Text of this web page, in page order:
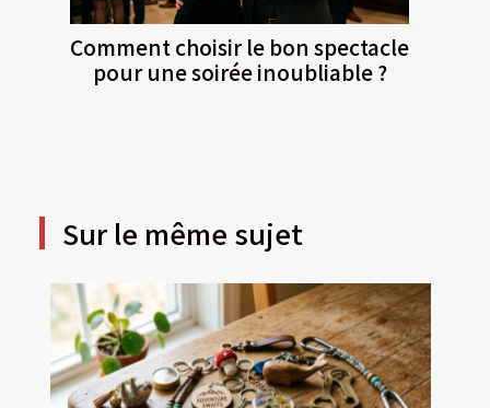
Comment choisir le bon spectacle
pour une soirée inoubliable ?
Sur le même sujet